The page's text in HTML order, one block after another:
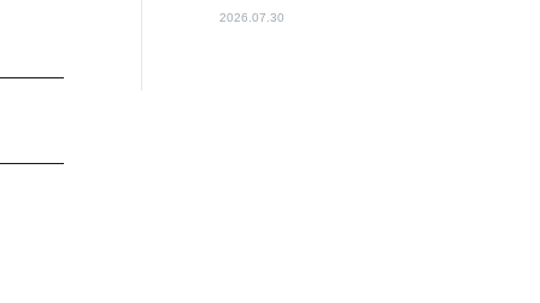
2026.07.30